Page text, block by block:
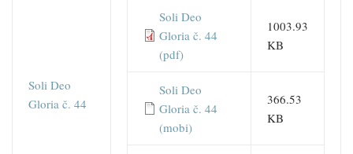
Soli Deo
Gloria č. 44
Soli Deo
Gloria č. 44
(pdf)
1003.93
KB
Soli Deo
Gloria č. 44
(mobi)
366.53
KB